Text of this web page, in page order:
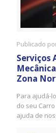
Publicado
Serviços
Zona
Para ajudá-
do seu
ajuda de